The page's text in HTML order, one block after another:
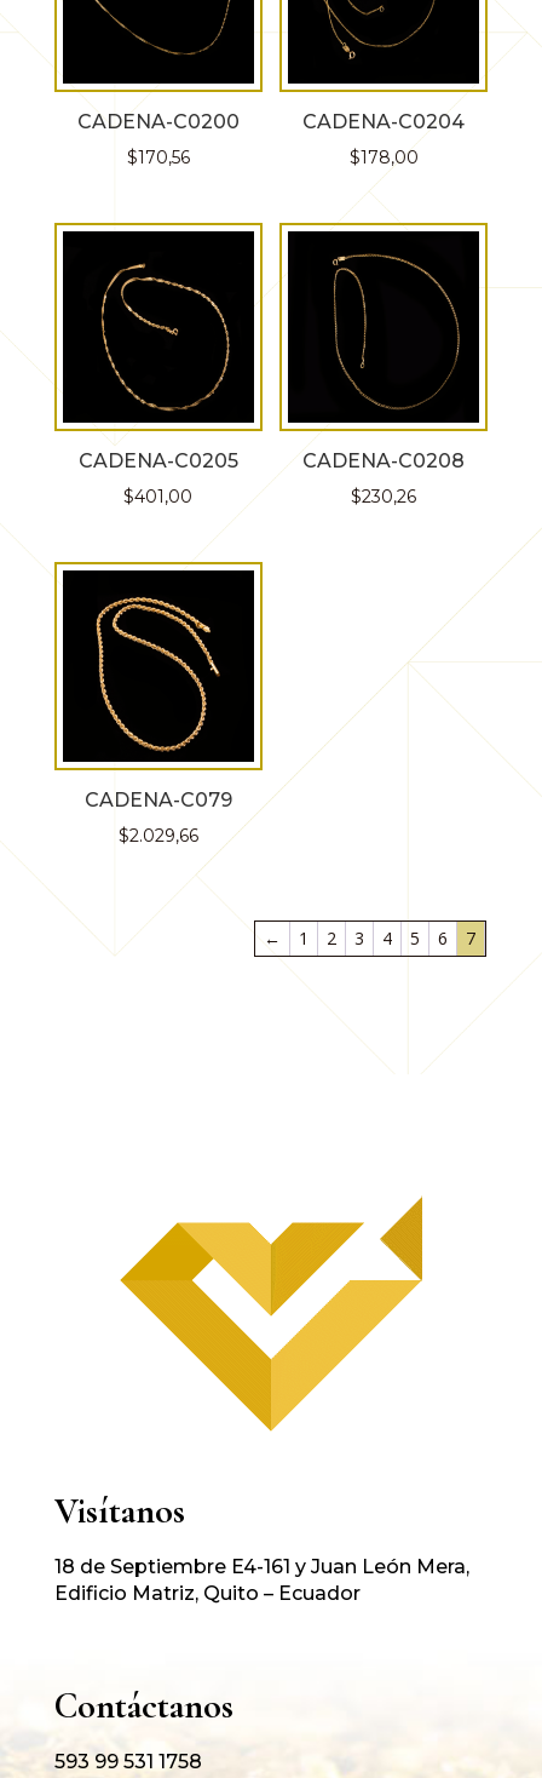
CADENA-C0200
$170,56
CADENA-C0204
$178,00
CADENA-C0205
$401,00
CADENA-C0208
$230,26
CADENA-C079
$2.029,66
← 1 2 3 4 5 6 7
Visítanos
18 de Septiembre E4-161 y Juan León Mera,
Edificio Matriz, Quito – Ecuador
Contáctanos
593 99 531 1758